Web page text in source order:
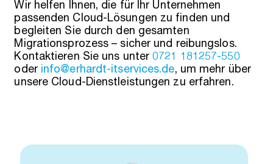
Wir helfen Ihnen, die für Ihr Unternehmen
passenden Cloud-Lösungen zu finden und
begleiten Sie durch den gesamten
Migrationsprozess – sicher und reibungslos.
Kontaktieren Sie uns unter0721 181257-550
oder info@erhardt-itservices.de, um mehr über
unsere Cloud-Dienstleistungen zu erfahren.